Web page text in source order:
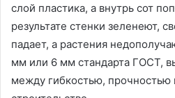
слой пластика, а внутрь сот
результате стенки зеленеют,
падает, а растения
мм или 6 мм стандарта ГОСТ,
между гибкостью, прочностью